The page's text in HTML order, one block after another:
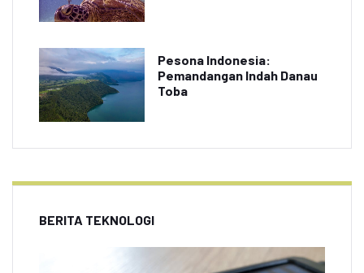
Pesona Indonesia:
Pemandangan Indah Danau
Toba
BERITA TEKNOLOGI